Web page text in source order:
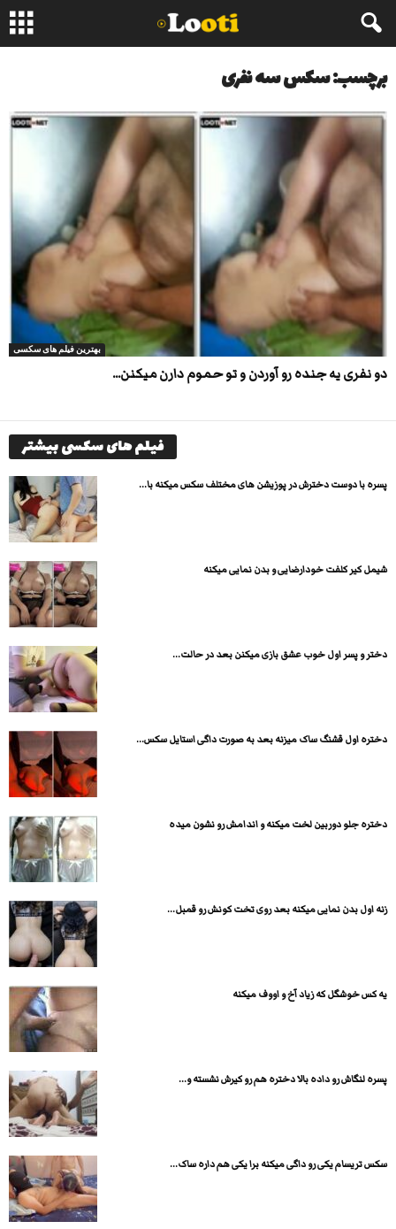
برچسب: سکس سه نفری
بهترین فیلم های سکسی
دو نفری یه جنده رو آوردن و تو حموم دارن میکنن...
فیلم های سکسی بیشتر
پسره با دوست دخترش در پوزیشن های مختلف سکس میکنه با...
شیمل کیر کلفت خودارضایی و بدن نمایی میکنه
دختر و پسر اول خوب عشق بازی میکنن بعد در حالت...
دختره اول قشنگ ساک میزنه بعد به صورت داگی استایل سکس...
دختره جلو دوربین لخت میکنه و اندامش رو نشون میده
زنه اول بدن نمایی میکنه بعد روی تخت کونش رو قمبل...
یه كس خوشگل كه زیاد آخ و اووف میكنه
پسره لنگاش رو داده بالا دختره هم رو کیرش نشسته و...
سکس تریسام یکی رو داگی میکنه برا یکی هم داره ساک...